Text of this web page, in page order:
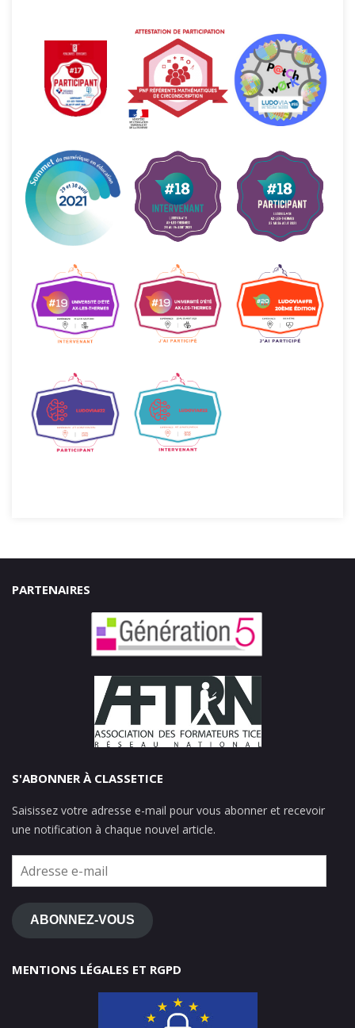
PARTENAIRES
S'ABONNER À CLASSETICE
Saisissez votre adresse e-mail pour vous abonner et recevoir
une notification à chaque nouvel article.
Adresse
mail
ABONNEZ-VOUS
MENTIONS LÉGALES ET RGPD